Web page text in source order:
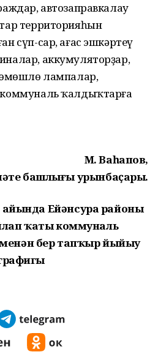
автозаправкалау
территорияһын
сүп-сар, ағас эшкәртеү
аккумуляторҙар,
лампалар,
ҡалдыҡтарға
М. Ваһапов,
башлығы урынбаҫары.
Ейәнсура районы
ҡаты коммуналь
бер тапҡыр йыйыу